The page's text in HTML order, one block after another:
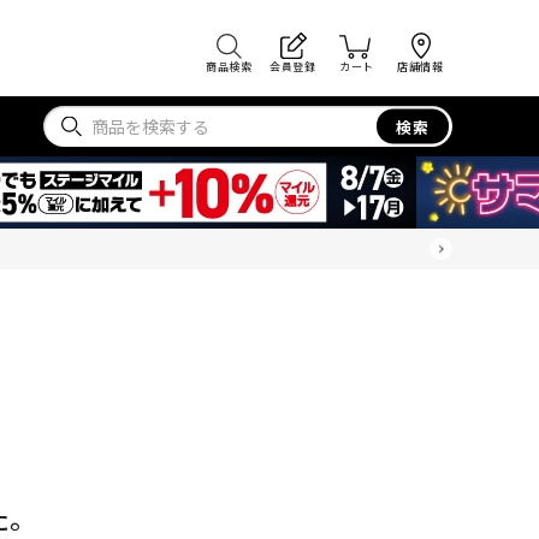
商品検索 会員登録 カート 店舗情報
検索